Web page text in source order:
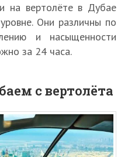
на вертолёте в Дубае
Они различны по
и насыщенности
за 24 часа.
с вертолёта